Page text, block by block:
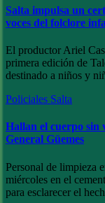
Salta impulsa un
voces del folclore
El productor Ariel
primera edición de
destinado a niños y
Policiales Salta
Hallan el cuerpo sin
General Güemes
Personal de limpieza
miércoles en el
para esclarecer el